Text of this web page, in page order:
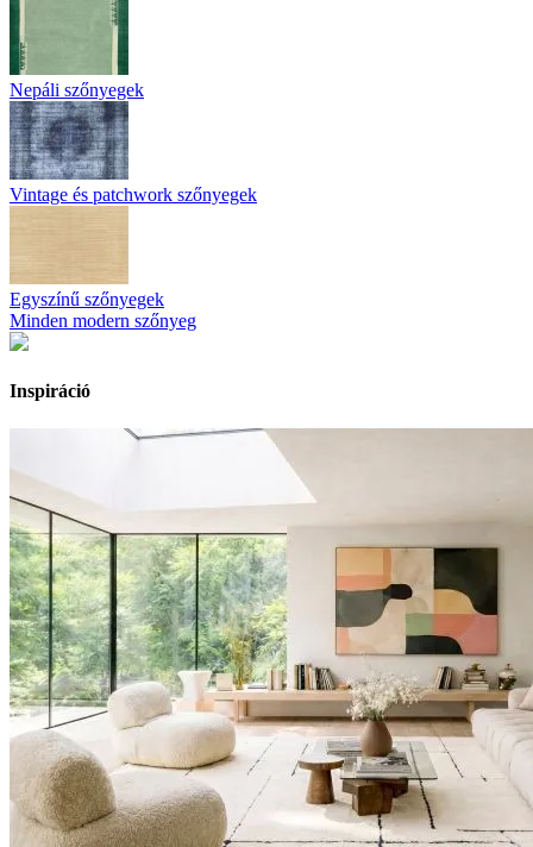
Nepáli szőnyegek
Vintage és patchwork szőnyegek
Egyszínű szőnyegek
Minden modern szőnyeg
Inspiráció